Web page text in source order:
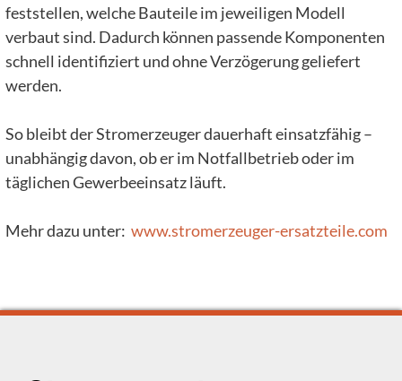
feststellen, welche Bauteile im jeweiligen Modell
verbaut sind. Dadurch können passende Komponenten
schnell identifiziert und ohne Verzögerung geliefert
werden.
So bleibt der Stromerzeuger dauerhaft einsatzfähig –
unabhängig davon, ob er im Notfallbetrieb oder im
täglichen Gewerbeeinsatz läuft.
Mehr dazu unter: www.stromerzeuger-ersatzteile.com